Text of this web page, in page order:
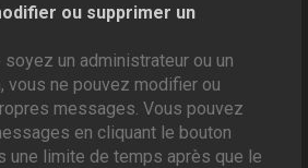
ou supprimer un
un administrateur ou un
vous ne pouvez modifier ou
messages. Vous pouvez
en cliquant le bouton
une limite de temps après que le